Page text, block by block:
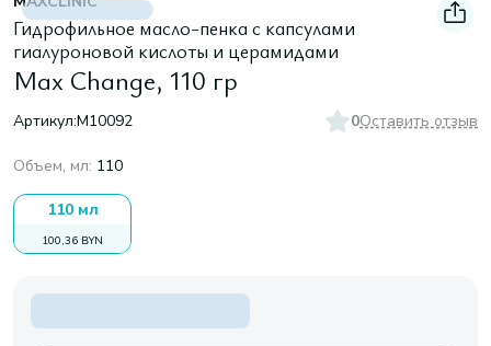
Гидрофильное масло-пенка с капсулами
гиалуроновой кислоты и церамидами
Max Change, 110 гр
Артикул:M10092 0Оставить отзыв
Объем, мл: 110
110 мл
100,36 BYN